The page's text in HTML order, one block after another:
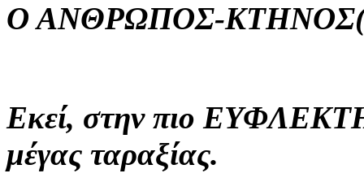
Ο ΑΝΘΡΩΠΟΣ-
Εκεί, στην πιο
μέγας ταραξίας.